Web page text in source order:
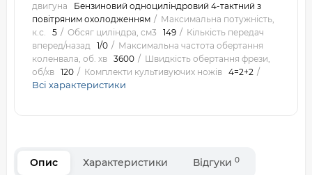
двигуна
Бензиновий одноциліндровий 4-тактний з
повітряним охолодженням
Максимальна потужність,
к.с.
5 Обсяг циліндра, см3 149
Кількість передач
вперед/назад 1/0
Максимальна частота обертання
коленвала, об. хв 3600
Швидкість обертання фрези,
об/хв 120 Комплекти культивуючих ножів 4=2+2
Всі характеристики
Опис Характеристики Відгуки 0